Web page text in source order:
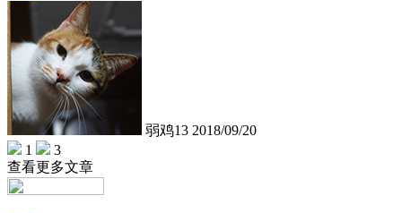
弱鸡13 2018/09/20
1
3
查看更多文章